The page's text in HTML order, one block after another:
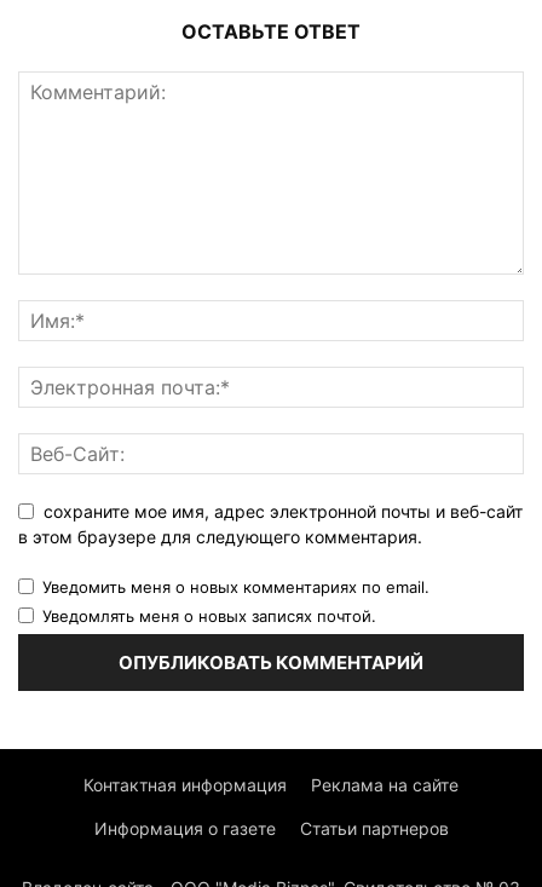
ОСТАВЬТЕ ОТВЕТ
сохраните мое имя, адрес электронной почты и веб-сайт
в этом браузере для следующего комментария.
Уведомить меня о новых комментариях по email.
Уведомлять меня о новых записях почтой.
Контактная информация Реклама на сайте
Информация о газете Статьи партнеров